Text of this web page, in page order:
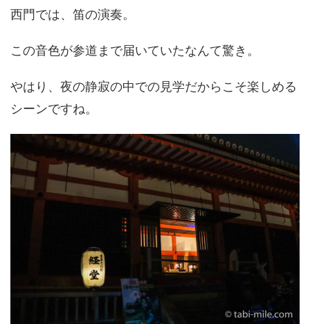
西門では、笛の演奏。
この音色が参道まで届いていたなんて驚き。
やはり、夜の静寂の中での見学だからこそ楽しめる
シーンですね。